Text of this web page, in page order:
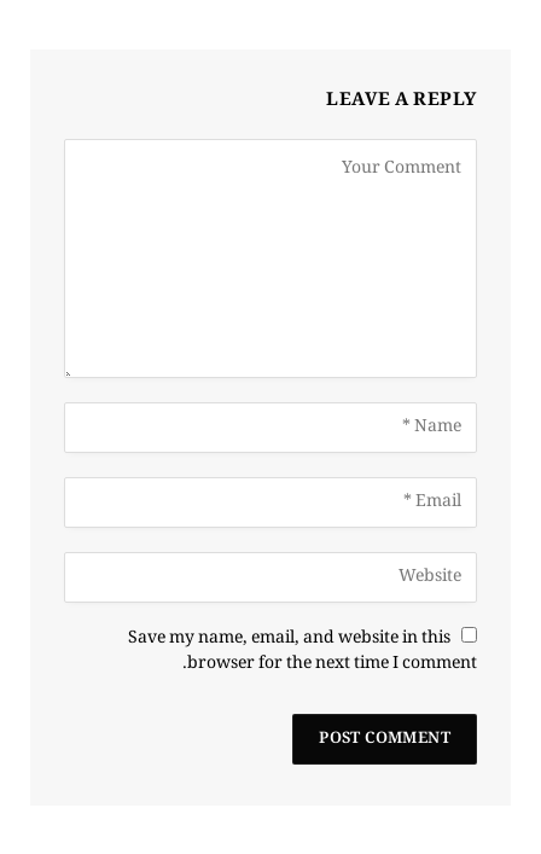
LEAVE A REPLY
Save my name, email, and website in this
browser for the next time I comment.